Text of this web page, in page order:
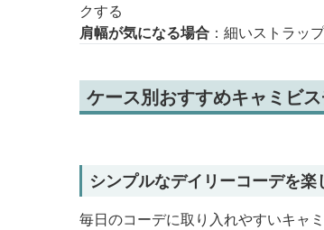
クする
肩幅が気になる場合 ：細いストラッ
ケース別おすすめキャミビ
シンプルなデイリーコーデを
毎日のコーデに取り入れやすいキャ